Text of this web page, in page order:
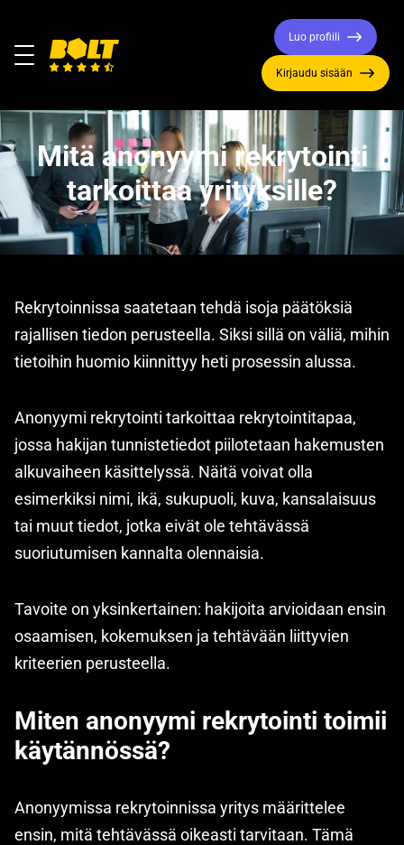
Valikko
etusivulle
Luo profiili
Kirjaudu sisään
Mitä anonyymi rekrytointi
tarkoittaa yrityksille?
Rekrytoinnissa saatetaan tehdä isoja päätöksiä
rajallisen tiedon perusteella. Siksi sillä on väliä, mihin
tietoihin huomio kiinnittyy heti prosessin alussa.
Anonyymi rekrytointi tarkoittaa rekrytointitapaa,
jossa hakijan tunnistetiedot piilotetaan hakemusten
alkuvaiheen käsittelyssä. Näitä voivat olla
esimerkiksi nimi, ikä, sukupuoli, kuva, kansalaisuus
tai muut tiedot, jotka eivät ole tehtävässä
suoriutumisen kannalta olennaisia.
Tavoite on yksinkertainen: hakijoita arvioidaan ensin
osaamisen, kokemuksen ja tehtävään liittyvien
kriteerien perusteella.
Miten anonyymi rekrytointi toimii
käytännössä?
Anonyymissa rekrytoinnissa yritys määrittelee
ensin, mitä tehtävässä oikeasti tarvitaan. Tämä